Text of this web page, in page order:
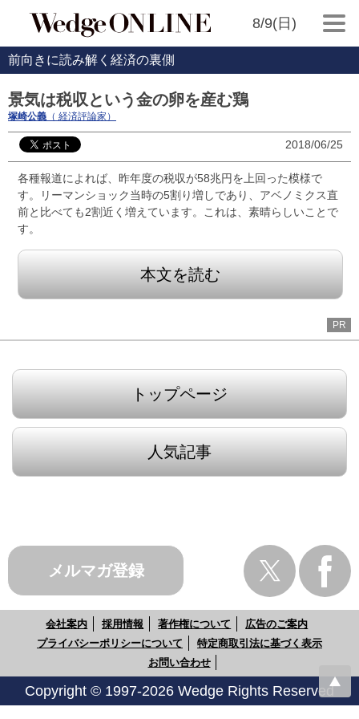
8/9(日)
前向きに読み解く経済の裏側
景気は税収という金の卵を産む鶏
塚崎公義 （ 経済評論家）
2018/06/25
各種報道によれば、昨年度の税収が58兆円を上回った模様で
す。リーマンショック当時の5割り増しであり、アベノミクス直
前と比べても2割近く増えています。これは、素晴らしいことで
す。
本文を読む
PR
トップページ
人気記事
メルマガ登録
会社案内 採用情報 著作権について
広告のご案内
プライバシーポリシーについて
特定商取引法に基づく表示
お問い合わせ
Copyright © 1997-2026 Wedge Rights Reserved